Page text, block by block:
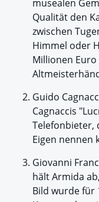
musealen
Qualität den
zwischen
Himmel oder
Millionen
Guido
Cagnaccis
Telefonbieter,
Eigen nennen
Giovanni
hält Armida
Bild wurde für